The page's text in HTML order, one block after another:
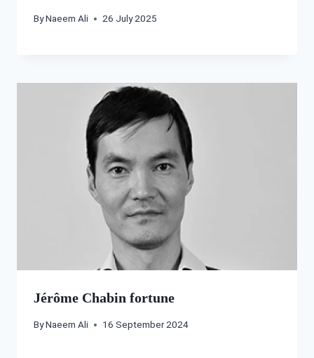
ByNaeem Ali 26 July 2025
Jérôme Chabin fortune
ByNaeem Ali 16 September 2024